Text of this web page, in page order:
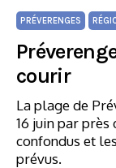
PRÉVERENGES
courir
La plage de
16 juin par
confondus et
prévus.